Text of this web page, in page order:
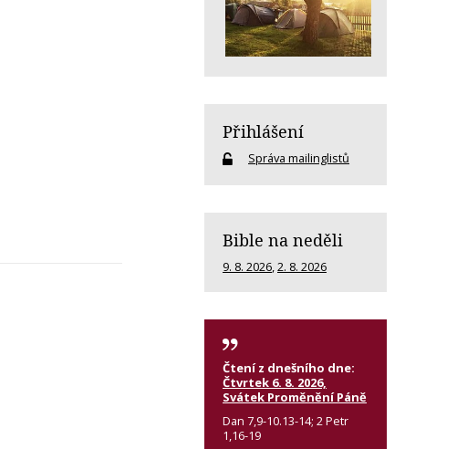
Přihlášení
Správa mailinglistů
Bible na neděli
9. 8. 2026 2. 8. 2026
Čtení z dnešního dne:
Čtvrtek 6. 8. 2026,
Svátek Proměnění Páně
Dan 7,9-10.13-14; 2 Petr
1,16-19